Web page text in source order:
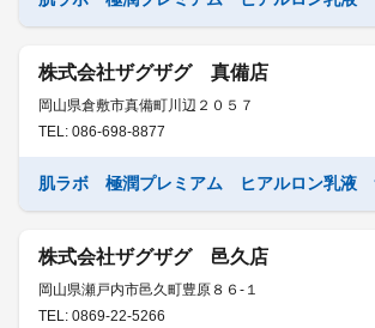
株式会社ザグザグ 真備店
岡山県倉敷市真備町川辺２０５７
TEL: 086-698-8877
肌ラボ 極潤プレミアム ヒアルロン乳液
株式会社ザグザグ 邑久店
岡山県瀬戸内市邑久町豊原８６-１
TEL: 0869-22-5266